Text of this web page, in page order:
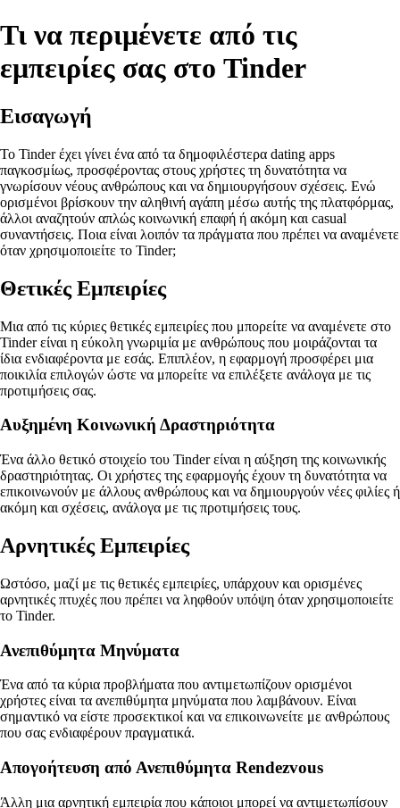
Τι να περιμένετε από τις
εμπειρίες σας στο Tinder
Εισαγωγή
Το Tinder έχει γίνει ένα από τα δημοφιλέστερα dating apps
παγκοσμίως, προσφέροντας στους χρήστες τη δυνατότητα να
γνωρίσουν νέους ανθρώπους και να δημιουργήσουν σχέσεις. Ενώ
ορισμένοι βρίσκουν την αληθινή αγάπη μέσω αυτής της πλατφόρμας,
άλλοι αναζητούν απλώς κοινωνική επαφή ή ακόμη και casual
συναντήσεις. Ποια είναι λοιπόν τα πράγματα που πρέπει να αναμένετε
όταν χρησιμοποιείτε το Tinder;
Θετικές Εμπειρίες
Μια από τις κύριες θετικές εμπειρίες που μπορείτε να αναμένετε στο
Tinder είναι η εύκολη γνωριμία με ανθρώπους που μοιράζονται τα
ίδια ενδιαφέροντα με εσάς. Επιπλέον, η εφαρμογή προσφέρει μια
ποικιλία επιλογών ώστε να μπορείτε να επιλέξετε ανάλογα με τις
προτιμήσεις σας.
Αυξημένη Κοινωνική Δραστηριότητα
Ένα άλλο θετικό στοιχείο του Tinder είναι η αύξηση της κοινωνικής
δραστηριότητας. Οι χρήστες της εφαρμογής έχουν τη δυνατότητα να
επικοινωνούν με άλλους ανθρώπους και να δημιουργούν νέες φιλίες ή
ακόμη και σχέσεις, ανάλογα με τις προτιμήσεις τους.
Αρνητικές Εμπειρίες
Ωστόσο, μαζί με τις θετικές εμπειρίες, υπάρχουν και ορισμένες
αρνητικές πτυχές που πρέπει να ληφθούν υπόψη όταν χρησιμοποιείτε
το Tinder.
Ανεπιθύμητα Μηνύματα
Ένα από τα κύρια προβλήματα που αντιμετωπίζουν ορισμένοι
χρήστες είναι τα ανεπιθύμητα μηνύματα που λαμβάνουν. Είναι
σημαντικό να είστε προσεκτικοί και να επικοινωνείτε με ανθρώπους
που σας ενδιαφέρουν πραγματικά.
Απογοήτευση από Ανεπιθύμητα Rendezvous
Άλλη μια αρνητική εμπειρία που κάποιοι μπορεί να αντιμετωπίσουν